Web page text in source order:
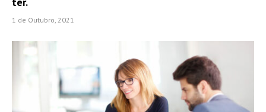
1 de Outubro, 2021